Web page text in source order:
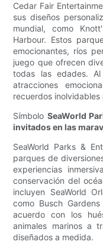
Cedar Fair
sus diseños
mundial, como
Harbour. Estos
emocionantes, ríos
juego que ofrecen
todas las edades.
atracciones
recuerdos
Símbolo SeaWorld
invitados en las
SeaWorld Parks &
parques de
experiencias
conservación del
incluyen SeaWorld
como Busch
acuerdo con los
animales marinos a
diseñados a medida.